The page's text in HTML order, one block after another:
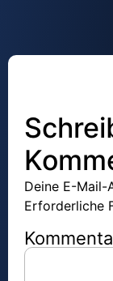
Deine E-
Erforderliche